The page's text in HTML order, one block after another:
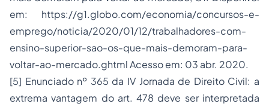
em: https://g1.globo.com/economia/concursos-e-
emprego/noticia/2020/01/12/trabalhadores-com-
ensino-superior-sao-os-que-mais-demoram-para-
voltar-ao-mercado.ghtml Acesso em: 03 abr. 2020.
[5] Enunciado nº 365 da IV Jornada de Direito Civil: a
extrema vantagem do art. 478 deve ser interpretada